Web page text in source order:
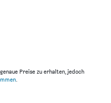
Preise zu erhalten, jedoch
.